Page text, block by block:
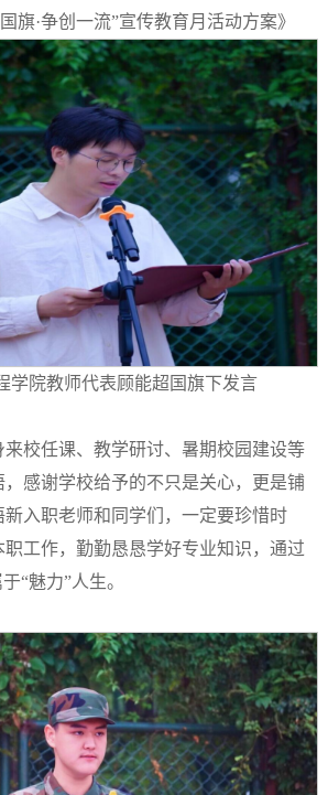
旗·争创一流”宣传教育月活动方案》
学院教师代表顾能超国旗下发言
来校任课、教学研讨、暑期校园建设等
感谢学校给予的不只是关心，更是铺
入职老师和同学们，一定要珍惜时
工作，勤勤恳恳学好专业知识，通过
“魅力”人生。